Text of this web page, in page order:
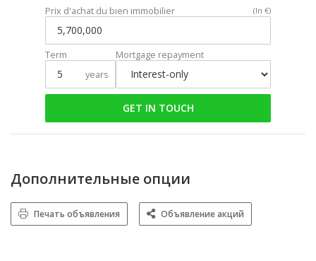
Prix d'achat du bien immobilier (In €)
Term
years
Mortgage repayment
GET IN TOUCH
Дополнительные опции
Печать объявления Объявление акций